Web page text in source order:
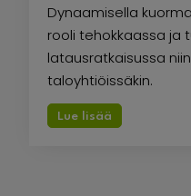
Dynaamisella
rooli tehokkaassa ja
latausratkaisussa
taloyhtiöissäkin.
Lue lisää